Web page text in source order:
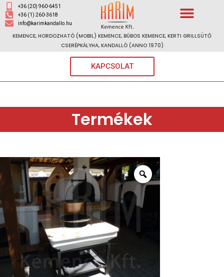
+36 (20) 960-6451
+36 (1) 260-3618
info@karimkandallo.hu
KEMENCE, HORDOZHATÓ (MOBIL) KEMENCE, BÚBOS KEMENCE, KERTI GRILLSÜTŐ
CSERÉPKÁLYHA, KANDALLÓ (ANNO 1970)
KAPCSOLAT
Termékek